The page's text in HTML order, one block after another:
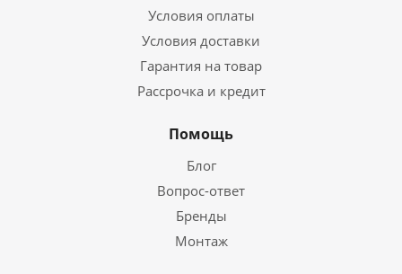
Условия оплаты
Условия доставки
Гарантия на товар
Рассрочка и кредит
Помощь
Блог
Вопрос-ответ
Бренды
Монтаж